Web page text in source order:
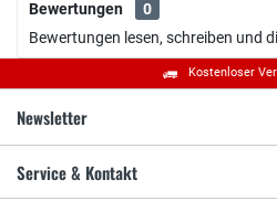
Bewertungen
0
Bewertungen lesen, schreiben und
Kostenloser
Newsletter
Service & Kontakt